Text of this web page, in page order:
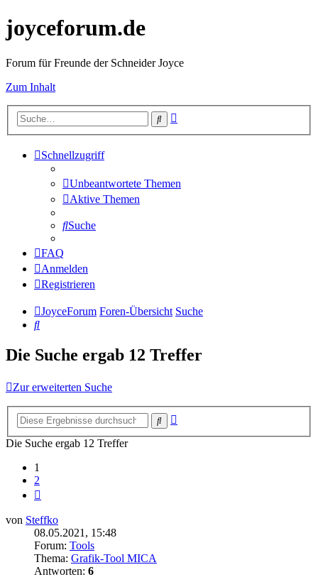
joyceforum.de
Forum für Freunde der Schneider Joyce
Zum Inhalt
Suche
Schnellzugriff
Unbeantwortete Themen
Aktive Themen
Suche
FAQ
Anmelden
Registrieren
JoyceForum Foren-Übersicht Suche
Suche
Die Suche ergab 12 Treffer
Zur erweiterten Suche
Suche
Die Suche ergab 12 Treffer
1
2
von Steffko
08.05.2021, 15:48
Forum: Tools
Thema: Grafik-Tool MICA
Antworten: 6